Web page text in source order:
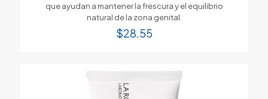
que ayudan a mantener la frescura y el equilibrio
natural de la zona genital.
$28.55